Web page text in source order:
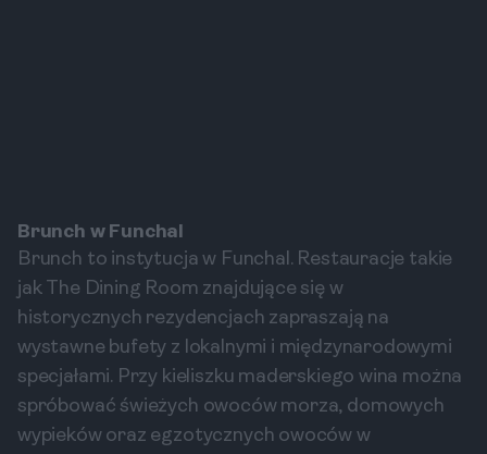
Brunch w Funchal
Brunch to instytucja w Funchal. Restauracje takie
jak The Dining Room znajdujące się w
historycznych rezydencjach zapraszają na
wystawne bufety z lokalnymi i międzynarodowymi
specjałami. Przy kieliszku maderskiego wina można
spróbować świeżych owoców morza, domowych
wypieków oraz egzotycznych owoców w